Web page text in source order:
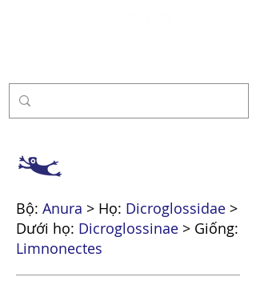
Bộ: Anura > Họ: Dicroglossidae >
Dưới họ: Dicroglossinae > Giống:
Limnonectes